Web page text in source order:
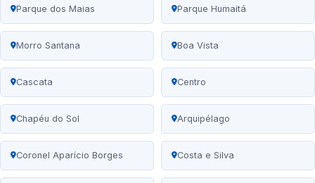
Parque dos Maias Parque Humaitá
Morro Santana Boa Vista
Cascata Centro
Chapéu do Sol Arquipélago
Coronel Aparício Borges Costa e Silva